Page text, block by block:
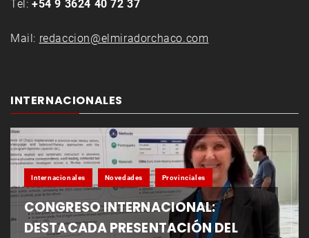
Tel: +54 9 3624 40 72 37
Mail: redaccion@elmiradorchaco.com
INTERNACIONALES
Internacionales Novedades Provinciales
CONGRESO INTERNACIONAL:
DESTACADA PRESENTACIÓN DEL